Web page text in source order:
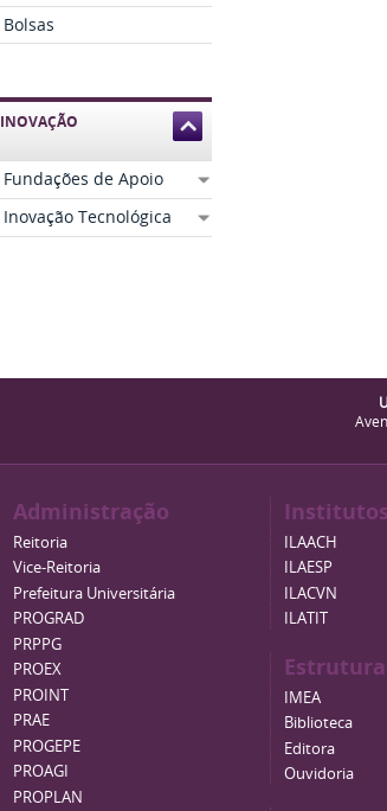
Bolsas
INOVAÇÃO
Fundações de Apoio
Inovação Tecnológica
Administração
Reitoria
Vice-Reitoria
Prefeitura Universitária
PROGRAD
PRPPG
PROEX
PROINT
PRAE
PROGEPE
PROAGI
PROPLAN
Institutos
ILAACH
ILAESP
ILACVN
ILATIT
Estrutura
IMEA
Biblioteca
Editora
Ouvidoria